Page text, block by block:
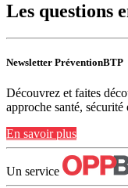
Les questions
Newsletter PréventionBTP
Découvrez et faites
approche santé, sécurité
En savoir plus
Un service